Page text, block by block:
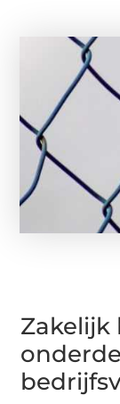
Zakelijk